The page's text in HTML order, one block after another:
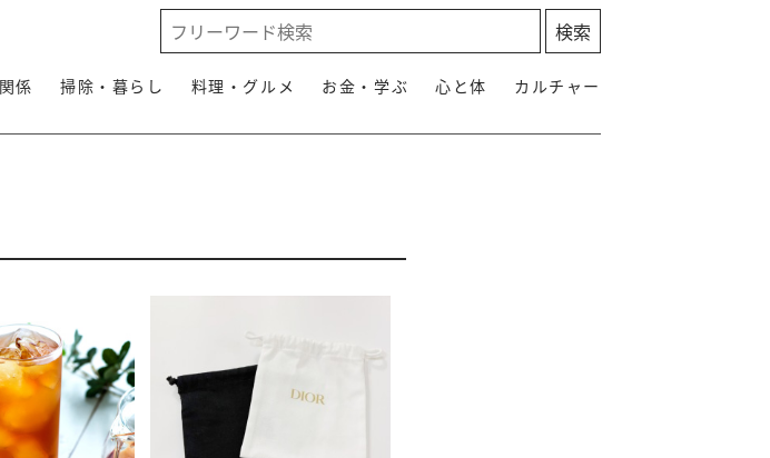
係 掃除・暮らし 料理・グルメ お金・学ぶ 心と体 カルチャー